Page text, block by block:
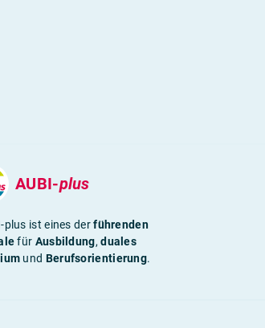
AUBI-plus
plus ist eines derführenden
für Ausbildung,duales
und Berufsorientierung.